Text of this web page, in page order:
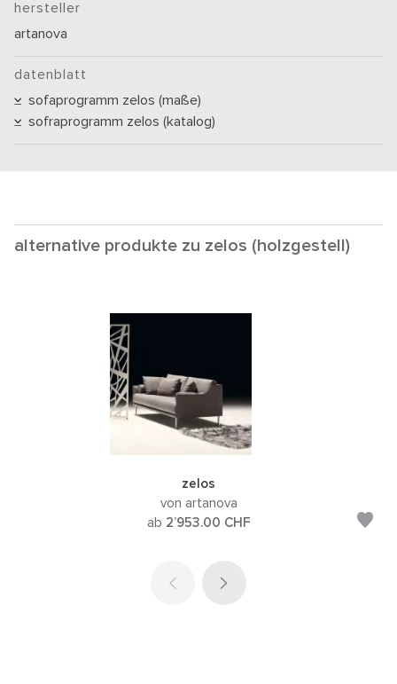
hersteller
artanova
datenblatt
sofaprogramm zelos (maße)
sofraprogramm zelos (katalog)
alternative produkte zu zelos (holzgestell)
zelos
von artanova
ab 2’953.00 CHF